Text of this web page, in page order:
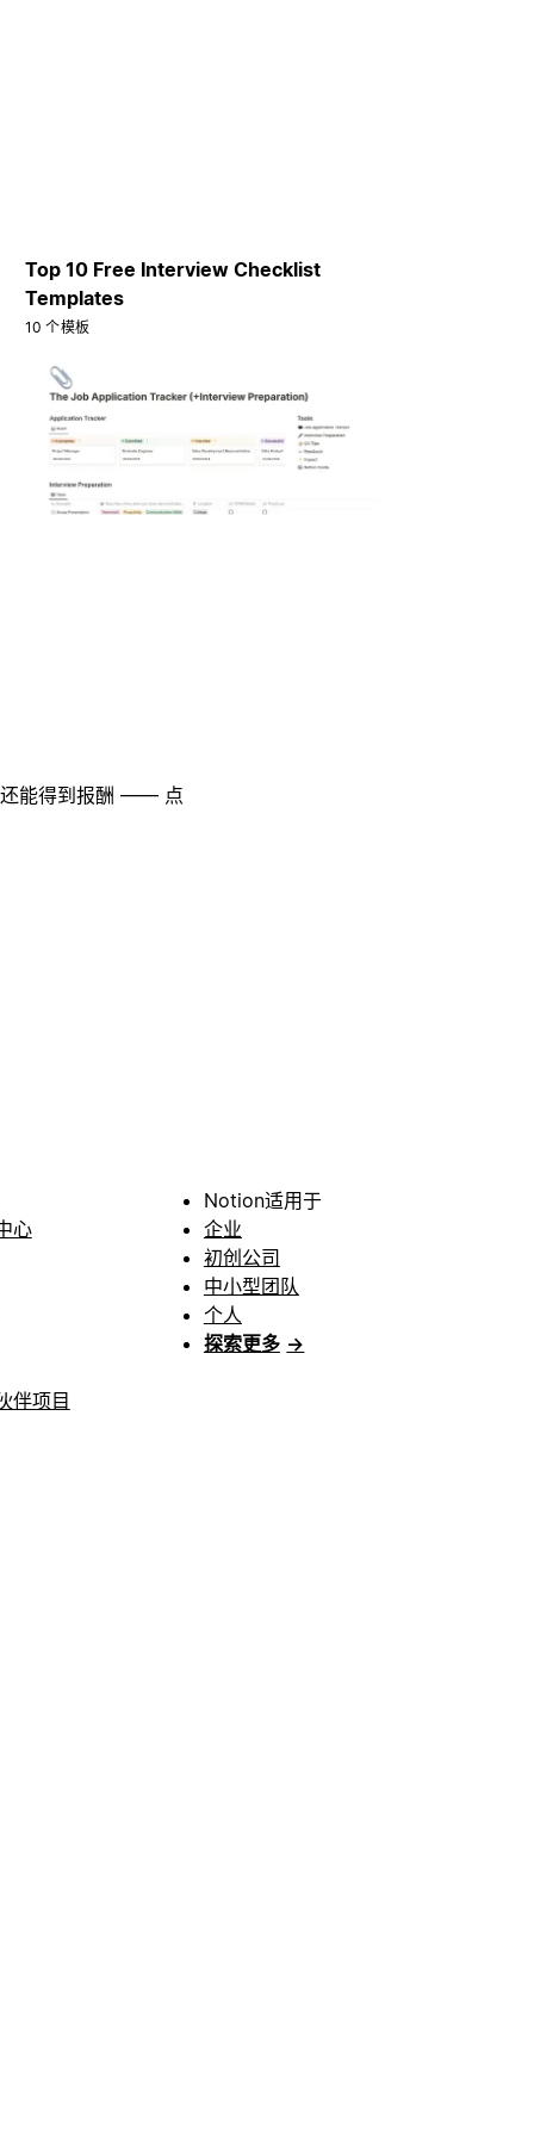
Top 10 Free Interview Checklist
Templates
10 个模板
还能得到报酬 —— 点
心
伴项目
Notion适用于
企业
初创公司
中小型团队
个人
探索更多 →